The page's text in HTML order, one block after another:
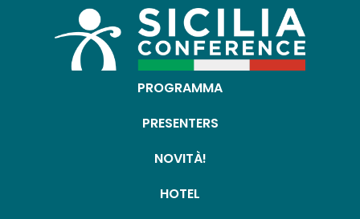
PROGRAMMA
PRESENTERS
NOVITÀ!
HOTEL